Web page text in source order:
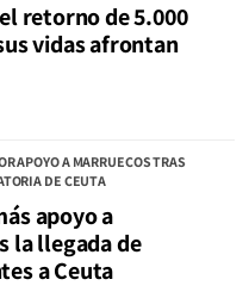
retorno de 5.000
vidas afrontan
APOYO A MARRUECOS TRAS
DE CEUTA
apoyo a
la llegada de
a Ceuta